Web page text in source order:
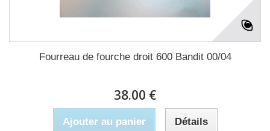
Fourreau de fourche droit 600 Bandit 00/04
38.00 €
Ajouter au panier Détails